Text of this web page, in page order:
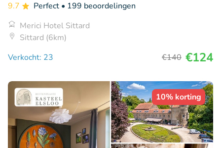
9.7 Perfect • 199 beoordelingen
Merici Hotel Sittard
Sittard (6km)
Verkocht: 23
€140 €124
10% korting